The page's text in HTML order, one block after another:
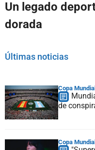
Un legado
dorada
Últimas noticias
Copa
de
Copa